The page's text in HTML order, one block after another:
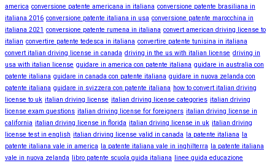
america conversione patente americana in italiana conversione patente brasiliana in
italiana 2016 conversione patente italiana in usa conversione patente marocchina in
italiana 2021 conversione patente rumena in italiana convert american driving license to
italian convertire patente tedesca in italiana convertire patente tunisina in italiana
convert italian driving license in canada driving in the us with italian license driving in
usa with italian license guidare in america con patente italiana guidare in australia con
patente italiana guidare in canada con patente italiana guidare in nuova zelanda con
patente italiana guidare in svizzera con patente italiana how to convert italian driving
license to uk italian driving license italian driving license categories italian driving
license exam questions italian driving license for foreigners italian driving license in
california italian driving license in florida italian driving license in uk italian driving
license test in english italian driving license valid in canada la patente italiana
la
patente italiana vale in america
la patente italiana vale in inghilterra
la patente italiana
vale in nuova zelanda
libro patente scuola guida italiana
linee guida educazione